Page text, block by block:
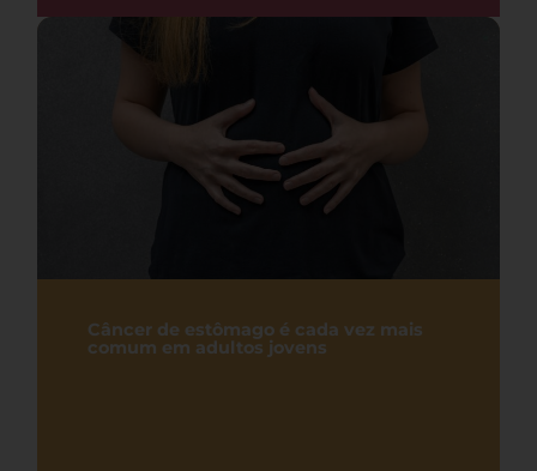
Câncer de estômago é cada vez mais
comum em adultos jovens